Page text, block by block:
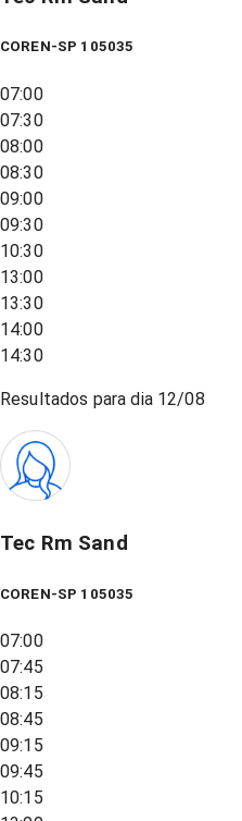
COREN-SP 105035
07:00
07:30
08:00
08:30
09:00
09:30
10:30
13:00
13:30
14:00
14:30
Resultados para dia 12/08
Tec Rm Sand
COREN-SP 105035
07:00
07:45
08:15
08:45
09:15
09:45
10:15